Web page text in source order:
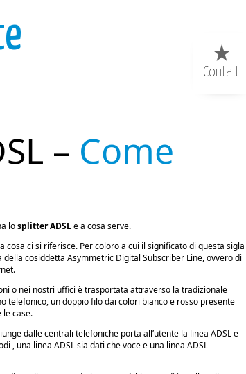
Contatti
– Come
losplitter ADSLe a cosa serve.
cosa ci si riferisce. Per coloro a cui il significato di questa sigla
cosiddetta Asymmetric Digital Subscriber Line, ovvero di
o nei nostri uffici è trasportata attraverso la tradizionale
telefonico, un doppio filo dai colori bianco e rosso presente
le case.
dalle centrali telefoniche porta all’utente la linea ADSL e
, una linea ADSL sia dati che voce e una linea ADSL